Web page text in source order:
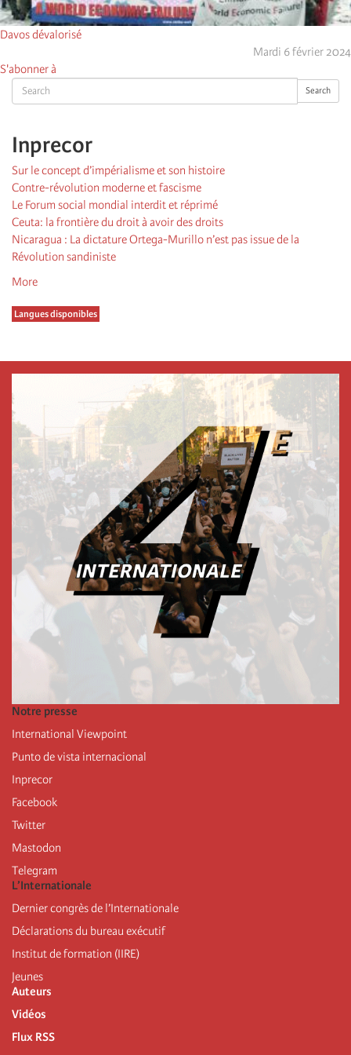
Search Search
Inprecor
Sur le concept d’impérialisme et son histoire
Contre-révolution moderne et fascisme
Le Forum social mondial interdit et réprimé
Ceuta: la frontière du droit à avoir des droits
Nicaragua : La dictature Ortega-Murillo n’est pas issue de la
Révolution sandiniste
More
Langues disponibles
Davos dévalorisé
Mardi 6 février 2024
S'abonner à
Notre presse
International Viewpoint
Punto de vista internacional
Inprecor
Facebook
Twitter
Mastodon
Telegram
L’Internationale
Dernier congrès de l’Internationale
Déclarations du bureau exécutif
Institut de formation (IIRE)
Jeunes
Auteurs
Vidéos
Flux RSS